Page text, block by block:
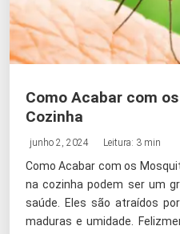
Como Acabar com
Cozinha
junho 2, 2024 Leitura: 3 min
Como Acabar com os
na cozinha podem ser um
saúde. Eles são atraídos
maduras e umidade.